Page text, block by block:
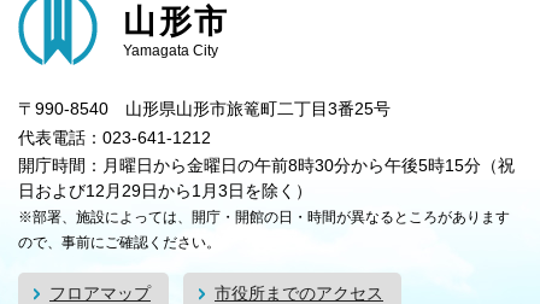
山形市
Yamagata City
〒990-8540 山形県山形市旅篭町二丁目3番25号
代表電話：023-641-1212
開庁時間：月曜日から金曜日の午前8時30分から午後5時15分（祝
日および12月29日から1月3日を除く）
※部署、施設によっては、開庁・開館の日・時間が異なるところがあります
ので、事前にご確認ください。
フロアマップ 市役所までのアクセス